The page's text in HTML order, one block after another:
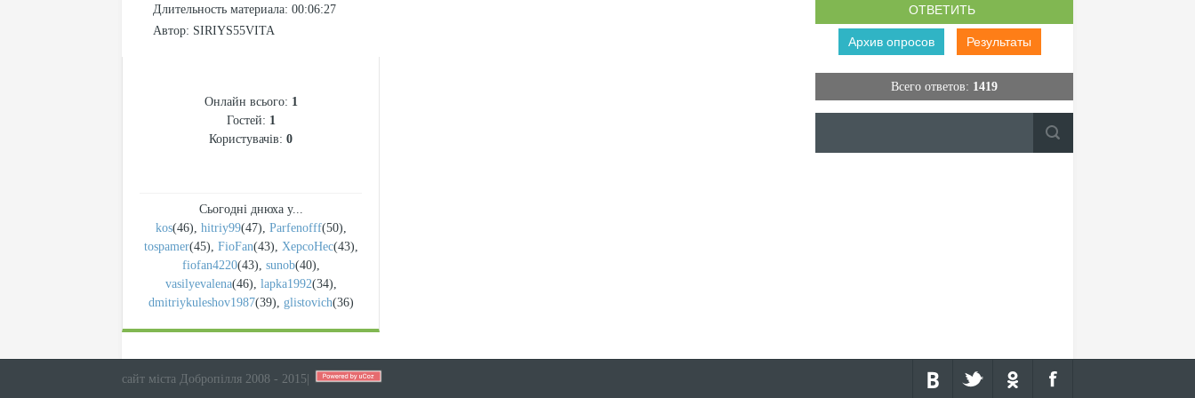
Длительность материала: 00:06:27
Автор: SIRIYS55VITA
Архив опросов Результаты
Всего ответов: 1419
Онлайн всього: 1
Гостей: 1
Користувачів: 0
Сьогодні днюха у...
kos(46), hitriy99(47), Parfenofff(50),
tospamer(45), FioFan(43), XepcoHec(43),
fiofan4220(43), sunob(40),
vasilyevalena(46), lapka1992(34),
dmitriykuleshov1987(39), glistovich(36)
сайт міста Добропілля 2008 - 2015